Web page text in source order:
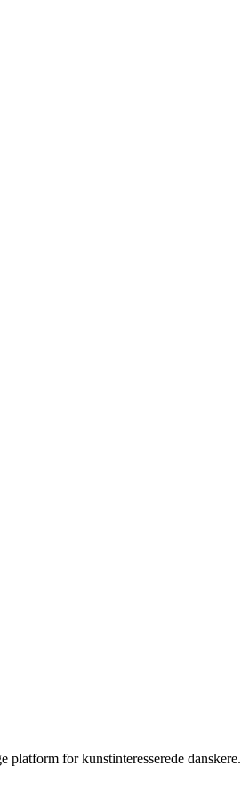
platform for kunstinteresserede danskere.